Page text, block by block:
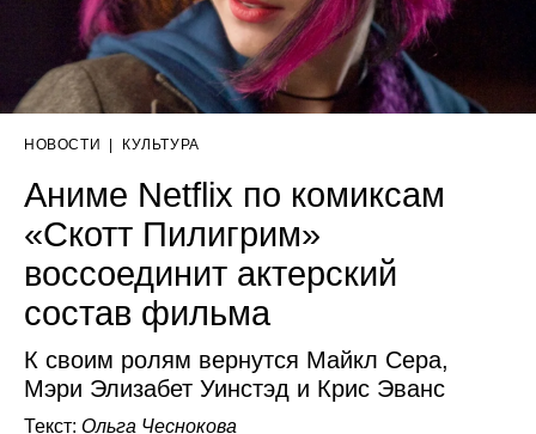
НОВОСТИ КУЛЬТУРА
Аниме Netflix по комиксам
«Скотт Пилигрим»
воссоединит актерский
состав фильма
К своим ролям вернутся Майкл Сера,
Мэри Элизабет Уинстэд и Крис Эванс
Текст: Ольга Чеснокова